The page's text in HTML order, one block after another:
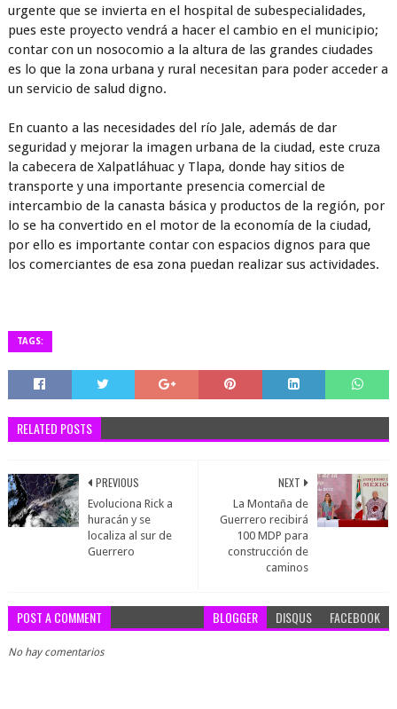
urgente que se invierta en el hospital de subespecialidades,
pues este proyecto vendrá a hacer el cambio en el municipio;
contar con un nosocomio a la altura de las grandes ciudades
es lo que la zona urbana y rural necesitan para poder acceder a
un servicio de salud digno.
En cuanto a las necesidades del río Jale, además de dar
seguridad y mejorar la imagen urbana de la ciudad, este cruza
la cabecera de Xalpatláhuac y Tlapa, donde hay sitios de
transporte y una importante presencia comercial de
intercambio de la canasta básica y productos de la región, por
lo se ha convertido en el motor de la economía de la ciudad,
por ello es importante contar con espacios dignos para que
los comerciantes de esa zona puedan realizar sus actividades.
TAGS:
RELATED POSTS
NEXT
La Montaña de
Guerrero recibirá
100 MDP para
construcción de
caminos
PREVIOUS
Evoluciona Rick a
huracán y se
localiza al sur de
Guerrero
POST A COMMENT BLOGGER DISQUS FACEBOOK
No hay comentarios